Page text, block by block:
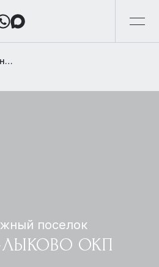
Загородная элитная недвижимость
поселок
ОКП